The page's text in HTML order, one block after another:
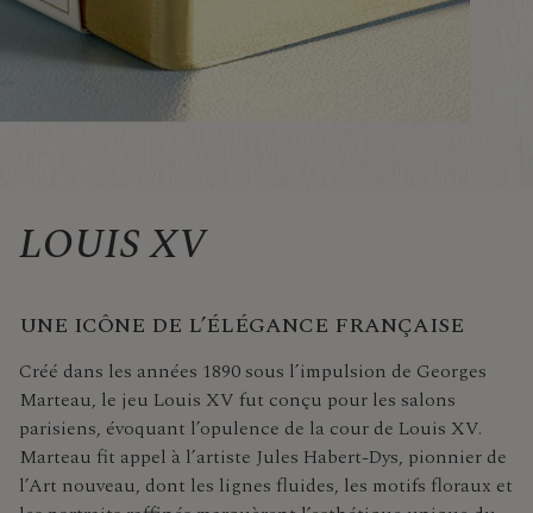
LOUIS XV
UNE ICÔNE DE L’ÉLÉGANCE FRANÇAISE
Créé dans les années 1890 sous l’impulsion de Georges
Marteau, le jeu Louis XV fut conçu pour les salons
parisiens, évoquant l’opulence de la cour de Louis XV.
Marteau fit appel à l’artiste Jules Habert-Dys, pionnier de
l’Art nouveau, dont les lignes fluides, les motifs floraux et